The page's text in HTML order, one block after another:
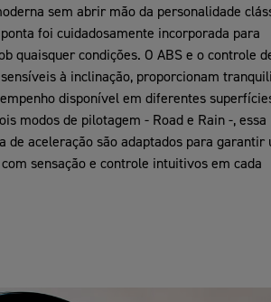
sem abrir mão da personalidade
foi cuidadosamente incorporada para
quaisquer condições. O ABS e o controle
à inclinação, proporcionam
disponível em diferentes
modos de pilotagem - Road e Rain -, essa
de aceleração são adaptados para garantir
sensação e controle intuitivos em cada